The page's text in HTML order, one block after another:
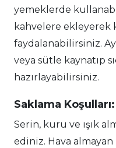
yemeklerde
kahvelere ekleyerek
faydalanabilirsiniz.
veya sütle kaynatıp
hazırlayabilirsiniz.
Saklama Koşulları:
Serin, kuru ve ışık
ediniz. Hava